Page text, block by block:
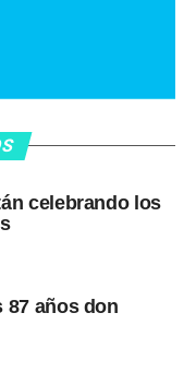
celebrando los
87 años don